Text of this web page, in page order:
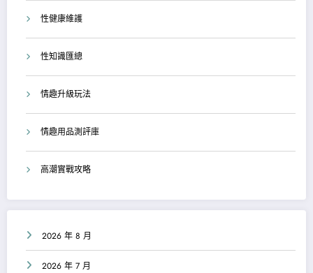
性健康維護
性知識匯總
情趣升級玩法
情趣用品測評庫
高潮實戰攻略
2026 年 8 月
2026 年 7 月